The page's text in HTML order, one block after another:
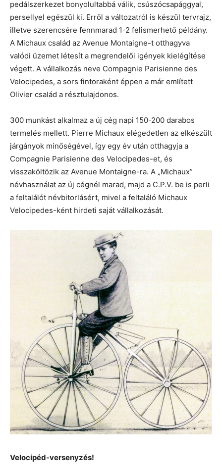
pedálszerkezet bonyolultabbá válik, csúszócsapággyal,
persellyel egészül ki. Erről a változatról is készül tervrajz,
illetve szerencsére fennmarad 1-2 felismerhető példány.
A Michaux család az Avenue Montaigne-t otthagyva
valódi üzemet létesít a megrendelői igények kielégítése
végett. A vállalkozás neve Compagnie Parisienne des
Velocipedes, a sors fintoraként éppen a már említett
Olivier család a résztulajdonos.
300 munkást alkalmaz a új cég napi 150-200 darabos
termelés mellett. Pierre Michaux elégedetlen az elkészült
járgányok minőségével, így egy év után otthagyja a
Compagnie Parisienne des Velocipedes-et, és
visszaköltözik az Avenue Montaigne-ra. A „Michaux”
névhasználat az új cégnél marad, majd a C.P.V. be is perli
a feltalálót névbitorlásért, mivel a feltaláló Michaux
Velocipedes-ként hirdeti saját vállalkozását.
Velocipéd-versenyzés!